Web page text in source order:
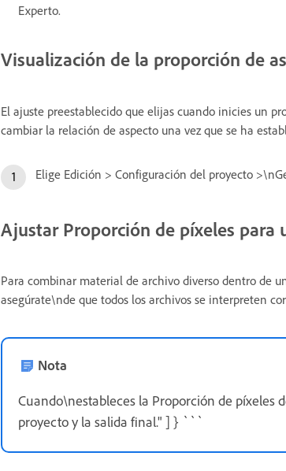
Experto.
Visualización de la proporción de
El ajuste preestablecido que elijas cuando inicies un
cambiar la relación de aspecto una vez que se ha
Elige Edición > Configuración del proyecto
Ajustar Proporción de píxeles
Para combinar material de archivo diverso dentro de
asegúrate\nde que todos los archivos se interpreten
Nota
Cuando\nestableces la Proporción de
proyecto y la salida final." ] } ```